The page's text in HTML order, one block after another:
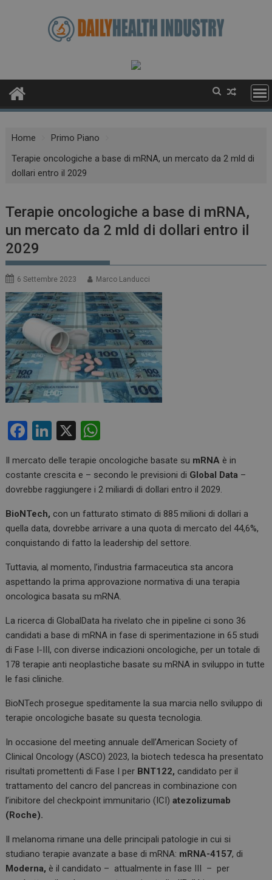
Home
Primo Piano
Terapie oncologiche a base di mRNA, un mercato da 2 mld di
dollari entro il 2029
Terapie oncologiche a base di mRNA,
un mercato da 2 mld di dollari entro il
2029
6 Settembre 2023 Marco Landucci
F
ce
b
o
o
k
Li
ke
dI
n
X
at
s
A
p
p
Il mercato delle terapie oncologiche basate su mRNA è in
costante crescita e – secondo le previsioni di Global Data –
dovrebbe raggiungere i 2 miliardi di dollari entro il 2029.
BioNTech, con un fatturato stimato di 885 milioni di dollari a
quella data, dovrebbe arrivare a una quota di mercato del 44,6%,
conquistando di fatto la leadership del settore.
Tuttavia, al momento, l’industria farmaceutica sta ancora
aspettando la prima approvazione normativa di una terapia
oncologica basata su mRNA.
La ricerca di GlobalData ha rivelato che in pipeline ci sono 36
candidati a base di mRNA in fase di sperimentazione in 65 studi
di Fase I-III, con diverse indicazioni oncologiche, per un totale di
178 terapie anti neoplastiche basate su mRNA in sviluppo in tutte
le fasi cliniche.
BioNTech prosegue speditamente la sua marcia nello sviluppo di
terapie oncologiche basate su questa tecnologia.
In occasione del meeting annuale dell’American Society of
Clinical Oncology (ASCO) 2023, la biotech tedesca ha presentato
risultati promettenti di Fase I per BNT122, candidato per il
trattamento del cancro del pancreas in combinazione con
l’inibitore del checkpoint immunitario (ICI)atezolizumab
(Roche).
Il melanoma rimane una delle principali patologie in cui si
studiano terapie avanzate a base di mRNA: mRNA-4157, di
Moderna, è il candidato – attualmente in fase III – per